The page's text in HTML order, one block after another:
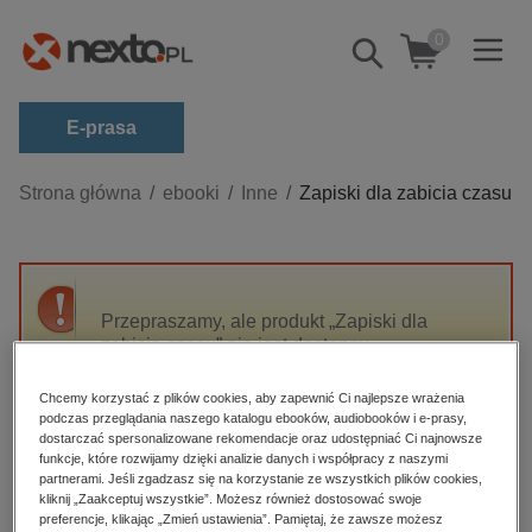
Pokaż/schowaj
wyszukiwarkę
0
E-prasa
Kategorie
biznesowe, branżowe, gospodarka
dzienniki
edukacja
hobby, sport, rozrywka
komputery, internet, technologie, informatyka
Strona główna ebooki Inne Zapiski dla zabicia czasu
Przepraszamy, ale produkt „Zapiski dla
zabicia czasu” nie jest dostępny.
High-contrast mode
Polecane
Chcemy korzystać z plików cookies, aby zapewnić Ci najlepsze wrażenia
podczas przeglądania naszego katalogu ebooków, audiobooków i e-prasy,
dostarczać spersonalizowane rekomendacje oraz udostępniać Ci najnowsze
funkcje, które rozwijamy dzięki analizie danych i współpracy z naszymi
partnerami. Jeśli zgadzasz się na korzystanie ze wszystkich plików cookies,
kliknij „Zaakceptuj wszystkie”. Możesz również dostosować swoje
preferencje, klikając „Zmień ustawienia”. Pamiętaj, że zawsze możesz